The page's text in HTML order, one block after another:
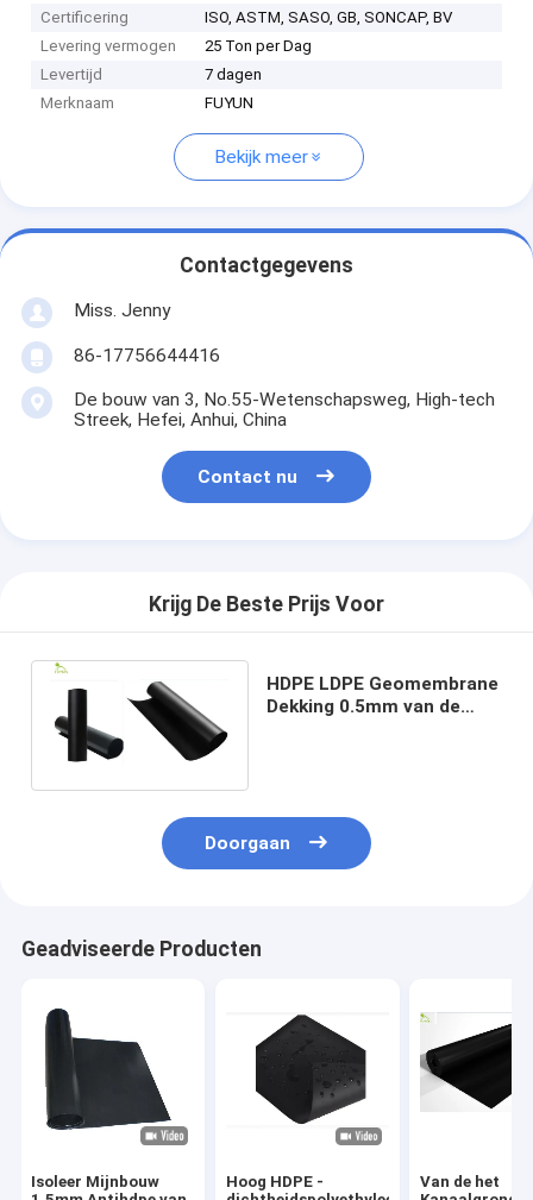
Certificering
ISO, ASTM, SASO, GB, SONCAP, BV
Levering vermogen
25 Ton per Dag
Levertijd
7 dagen
Merknaam
FUYUN
Bekijk meer
Contactgegevens
Miss. Jenny
86-17756644416
De bouw van 3, No.55-Wetenschapsweg, High-tech
Streek, Hefei, Anhui, China
Contact nu
Krijg De Beste Prijs Voor
HDPE LDPE Geomembrane
Dekking 0.5mm van de
Doorgaan
Geadviseerde Producten
Isoleer Mijnbouw
Hoog HDPE -
Van de het